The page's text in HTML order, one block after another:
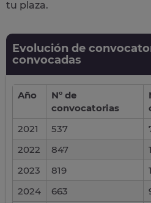
tu plaza.
Evolución de
convocadas
Año
Nº de
convocatorias
2021
537
2022
847
2023
819
2024
663